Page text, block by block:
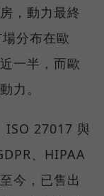
，動力最終
分布在歐
一半，而歐
力。
ISO 27017 與
、HIPAA
今，已售出